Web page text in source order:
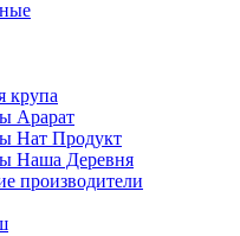
крупа
Арарат
Нат Продукт
Наша Деревня
производители